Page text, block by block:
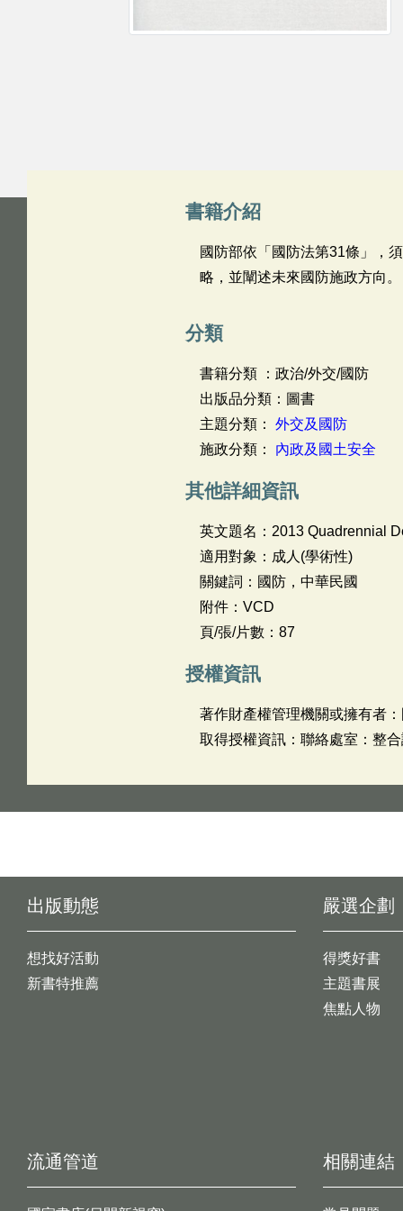
書籍介紹
國防部依「國防法第31條」，
略，並闡述未來國防施政方向。
分類
書籍分類 ：政治/外交/國防
出版品分類：圖書
主題分類： 外交及國防
施政分類： 內政及國土安全
其他詳細資訊
英文題名： 2013 Quadrennial
適用對象：成人(學術性)
關鍵詞：國防，中華民國
附件：VCD
頁/張/片數：87
授權資訊
著作財產權管理機關或擁有者
取得授權資訊：聯絡處室：整
出版動態
想找好活動
新書特推薦
嚴選企劃
得獎好書
主題書展
焦點人物
流通管道 相關連結